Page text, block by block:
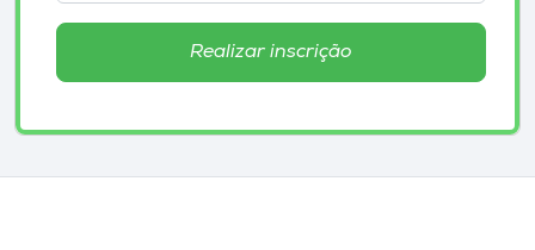
Selecione
o idioma
Realizar inscrição